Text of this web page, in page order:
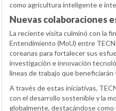
como agricultura inteligente e
Nuevas colaboraciones
La reciente visita culminó con la
Entendimiento (MoU) entre
coreanas para fortalecer sus
investigación e innovación
líneas de trabajo que beneficiarán
A través de estas iniciativas,
con el desarrollo sostenible y la
globalmente, destacándose